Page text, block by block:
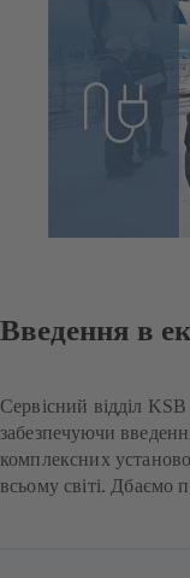
Введення в
Сервісний відділ
забезпечуючи
комплексних
всьому світі. Дбаємо